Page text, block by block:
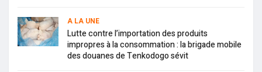
A LA UNE
Lutte contre l’importation des produits
impropres à la consommation : la brigade mobile
des douanes de Tenkodogo sévit